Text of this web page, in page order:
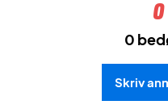
0
0
Skriv